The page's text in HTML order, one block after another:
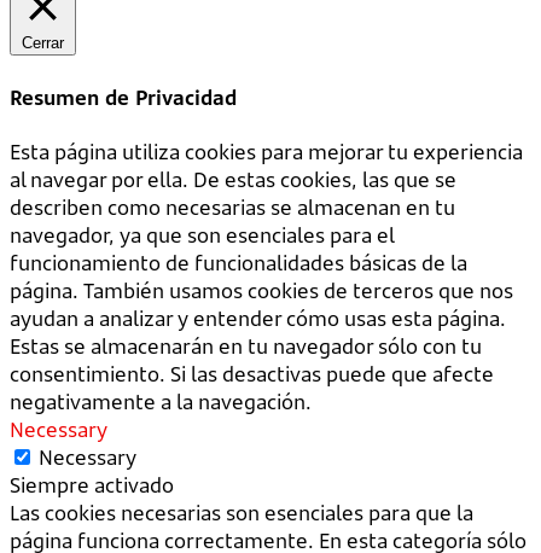
Cerrar
Resumen de Privacidad
Esta página utiliza cookies para mejorar tu experiencia
al navegar por ella. De estas cookies, las que se
describen como necesarias se almacenan en tu
navegador, ya que son esenciales para el
funcionamiento de funcionalidades básicas de la
página. También usamos cookies de terceros que nos
ayudan a analizar y entender cómo usas esta página.
Estas se almacenarán en tu navegador sólo con tu
consentimiento. Si las desactivas puede que afecte
negativamente a la navegación.
Necessary
Necessary
Siempre activado
Las cookies necesarias son esenciales para que la
página funciona correctamente. En esta categoría sólo